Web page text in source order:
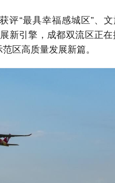
评“最具幸福感城区”、
新引擎，成都双流区正
区高质量发展新篇。